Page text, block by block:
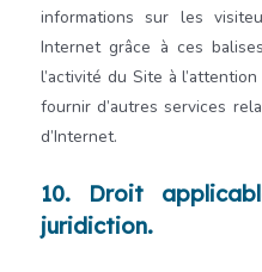
informations sur les
Internet grâce à ces
l’activité du Site à
fournir d’autres services
d’Internet.
10. Droit
juridiction.